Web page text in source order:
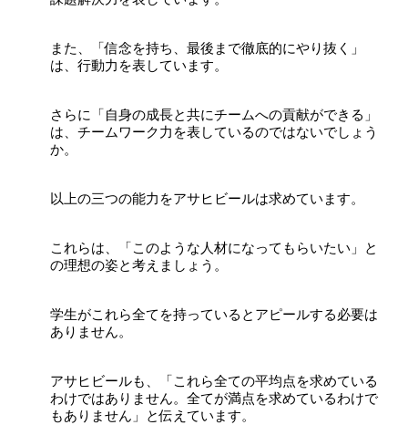
また、「信念を持ち、最後まで徹底的にやり抜く」
は、行動力を表しています。
さらに「自身の成長と共にチームへの貢献ができる」
は、チームワーク力を表しているのではないでしょう
か。
以上の三つの能力をアサヒビールは求めています。
これらは、「このような人材になってもらいたい」と
の理想の姿と考えましょう。
学生がこれら全てを持っているとアピールする必要は
ありません。
アサヒビールも、「これら全ての平均点を求めている
わけではありません。全てが満点を求めているわけで
もありません」と伝えています。